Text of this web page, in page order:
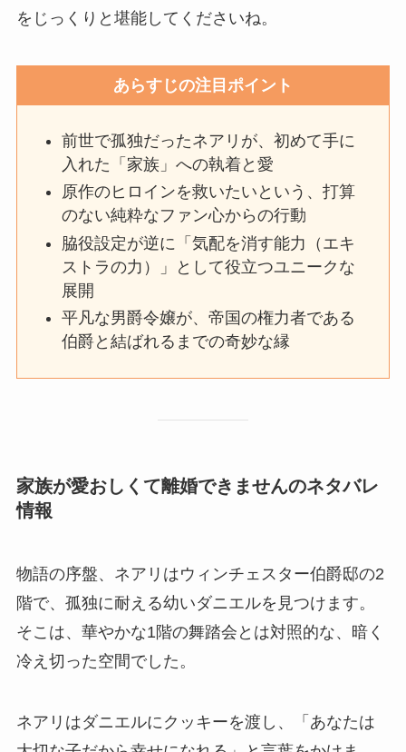
をじっくりと堪能してくださいね。
あらすじの注目ポイント
前世で孤独だったネアリが、初めて手に
入れた「家族」への執着と愛
原作のヒロインを救いたいという、打算
のない純粋なファン心からの行動
脇役設定が逆に「気配を消す能力（エキ
ストラの力）」として役立つユニークな
展開
平凡な男爵令嬢が、帝国の権力者である
伯爵と結ばれるまでの奇妙な縁
家族が愛おしくて離婚できませんのネタバレ
情報
物語の序盤、ネアリはウィンチェスター伯爵邸の2
階で、孤独に耐える幼いダニエルを見つけます。
そこは、華やかな1階の舞踏会とは対照的な、暗く
冷え切った空間でした。
ネアリはダニエルにクッキーを渡し、「あなたは